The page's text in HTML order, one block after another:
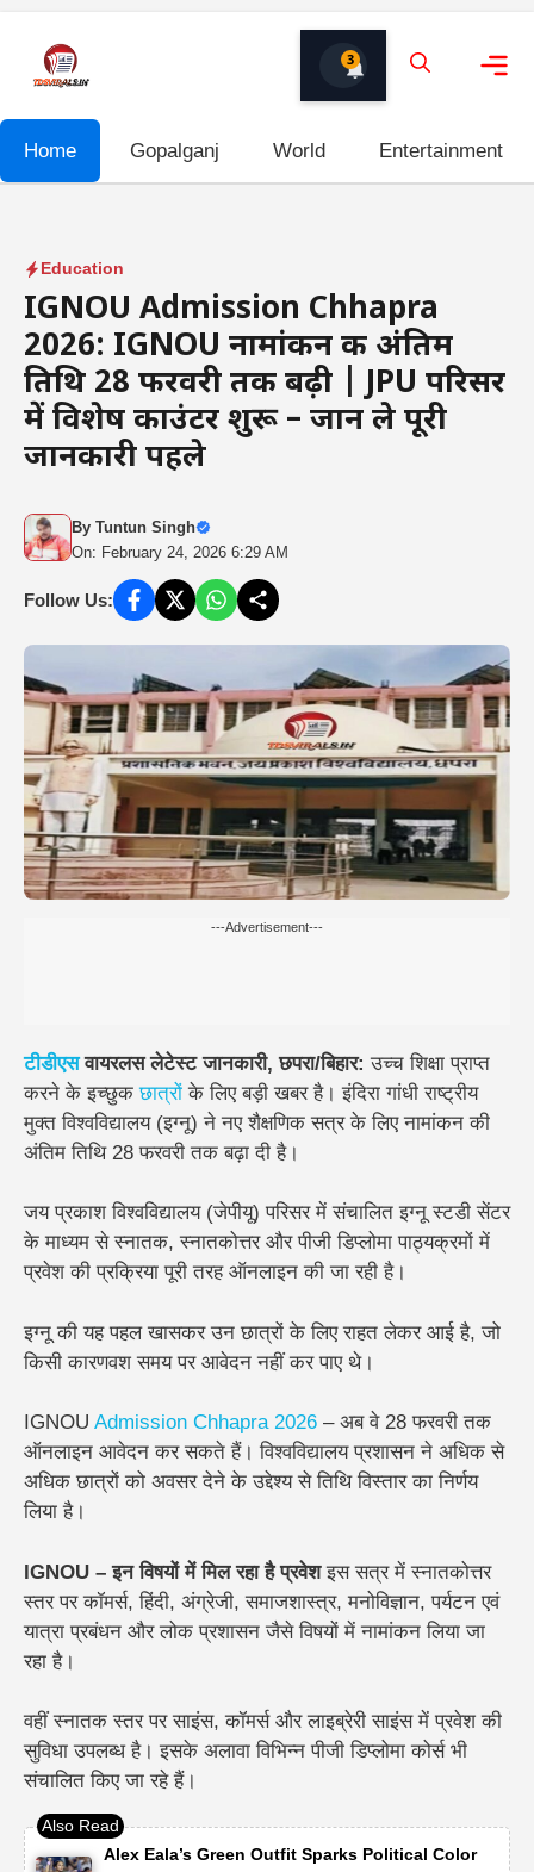
content
3
Home Gopalganj World Entertainment
Education
IGNOU Admission Chhapra
2026: IGNOU नामांकन की अंतिम
तिथि 28 फरवरी तक बढ़ी | JPU परिसर
में विशेष काउंटर शुरू – जान ले पूरी
जानकारी पहले
By Tuntun Singh
On: February 24, 2026 6:29 AM
Follow Us:
---Advertisement---
टीडीएसवायरलस लेटेस्ट जानकारी, छपरा/बिहार: उच्च शिक्षा प्राप्त
करने के इच्छुकछात्रों के लिए बड़ी खबर है। इंदिरा गांधी राष्ट्रीय
मुक्त विश्वविद्यालय (इग्नू) ने नए शैक्षणिक सत्र के लिए नामांकन की
अंतिम तिथि 28 फरवरी तक बढ़ा दी है।
जय प्रकाश विश्वविद्यालय (जेपीयू) परिसर में संचालित इग्नू स्टडी सेंटर
के माध्यम से स्नातक, स्नातकोत्तर और पीजी डिप्लोमा पाठ्यक्रमों में
प्रवेश की प्रक्रिया पूरी तरह ऑनलाइन की जा रही है।
इग्नू की यह पहल खासकर उन छात्रों के लिए राहत लेकर आई है, जो
किसी कारणवश समय पर आवेदन नहीं कर पाए थे।
IGNOU Admission Chhapra 2026 – अब वे 28 फरवरी तक
ऑनलाइन आवेदन कर सकते हैं। विश्वविद्यालय प्रशासन ने अधिक से
अधिक छात्रों को अवसर देने के उद्देश्य से तिथि विस्तार का निर्णय
लिया है।
IGNOU – इन विषयों में मिल रहा है प्रवेशइस सत्र में स्नातकोत्तर
स्तर पर कॉमर्स, हिंदी, अंग्रेजी, समाजशास्त्र, मनोविज्ञान, पर्यटन एवं
यात्रा प्रबंधन और लोक प्रशासन जैसे विषयों में नामांकन लिया जा
रहा है।
वहीं स्नातक स्तर पर साइंस, कॉमर्स और लाइब्रेरी साइंस में प्रवेश की
सुविधा उपलब्ध है। इसके अलावा विभिन्न पीजी डिप्लोमा कोर्स भी
संचालित किए जा रहे हैं।
Alex Eala’s Green Outfit Sparks Political Color